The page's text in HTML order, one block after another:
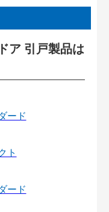
ア 引戸製品は
ード
ト
ード